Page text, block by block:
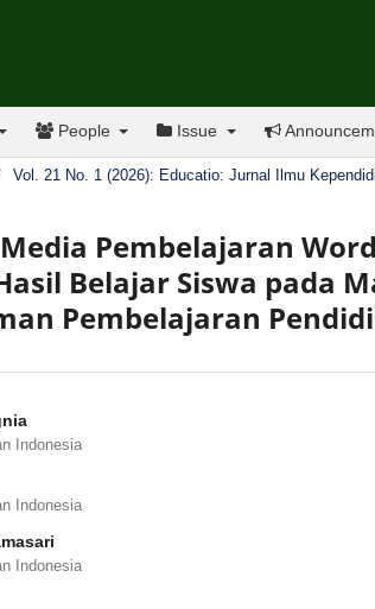
People Issue
Vol. 21 No. 1 (2026): Educatio: Jurnal Ilmu
Pembelajaran
Belajar Siswa pada
Pembelajaran
Indonesia
Indonesia
Indonesia